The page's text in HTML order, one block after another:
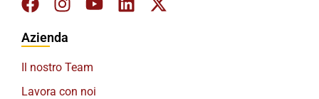
Azienda
Il nostro Team
Lavora con noi